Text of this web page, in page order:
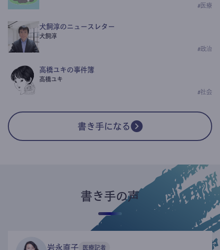
# 医療
犬飼淳のニュースレター
犬飼淳
#政治
高橋ユキの事件簿
高橋ユキ
#社会
書き手になる
書き手の声
岩永直子 医療記者